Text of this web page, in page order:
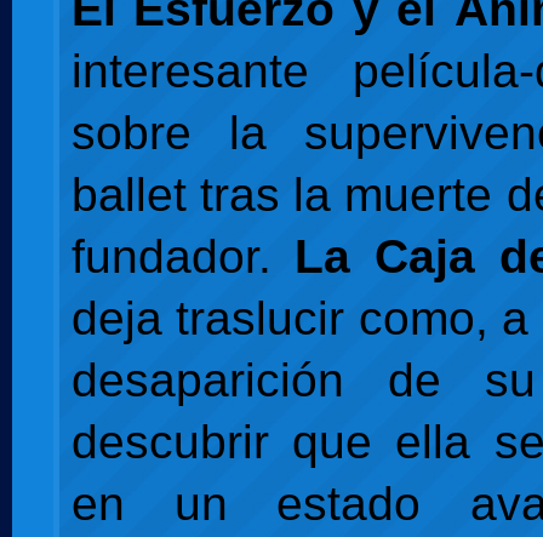
interesante película-
sobre la
ballet tras la muerte
fundador. La Caja
deja traslucir como,
desaparición de
descubrir que ella
en un estado